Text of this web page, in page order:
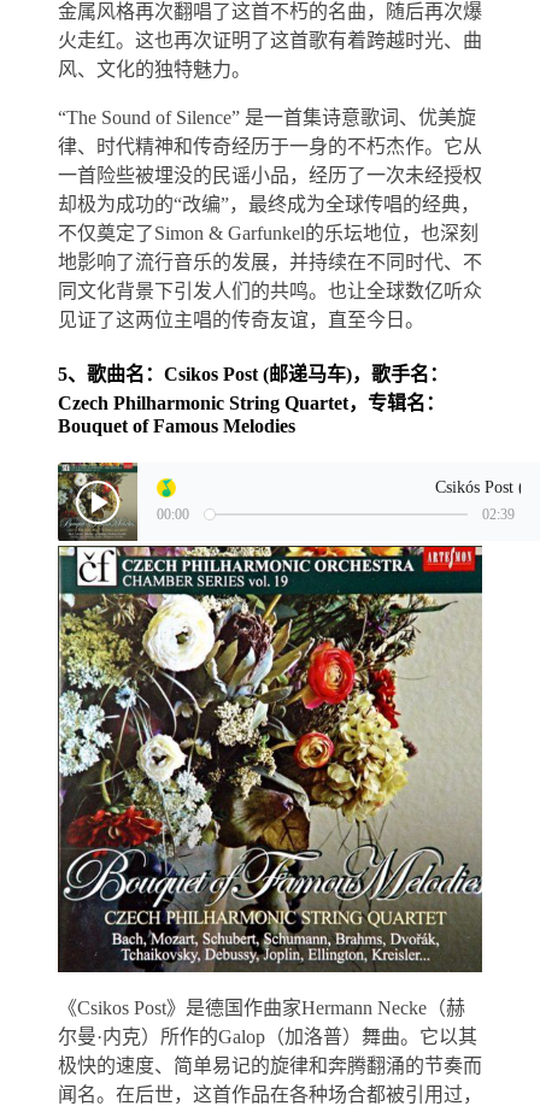
金属风格再次翻唱了这首不朽的名曲，随后再次爆
火走红。这也再次证明了这首歌有着跨越时光、曲
风、文化的独特魅力。
“The Sound of Silence” 是一首集诗意歌词、优美旋
律、时代精神和传奇经历于一身的不朽杰作。它从
一首险些被埋没的民谣小品，经历了一次未经授权
却极为成功的“改编”，最终成为全球传唱的经典，
不仅奠定了Simon & Garfunkel的乐坛地位，也深刻
地影响了流行音乐的发展，并持续在不同时代、不
同文化背景下引发人们的共鸣。也让全球数亿听众
见证了这两位主唱的传奇友谊，直至今日。
5、歌曲名：Csikos Post (邮递马车)，歌手名：
Czech Philharmonic String Quartet，专辑名：
Bouquet of Famous Melodies
《Csikos Post》是德国作曲家Hermann Necke（赫
尔曼·内克）所作的Galop（加洛普）舞曲。它以其
极快的速度、简单易记的旋律和奔腾翻涌的节奏而
闻名。在后世，这首作品在各种场合都被引用过，